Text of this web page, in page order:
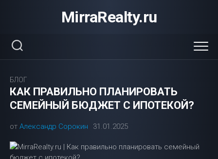
MirraRealty.ru
БЛОГ
КАК ПРАВИЛЬНО ПЛАНИРОВАТЬ
СЕМЕЙНЫЙ БЮДЖЕТ С ИПОТЕКОЙ?
от Александр Сорокин 31.01.2025